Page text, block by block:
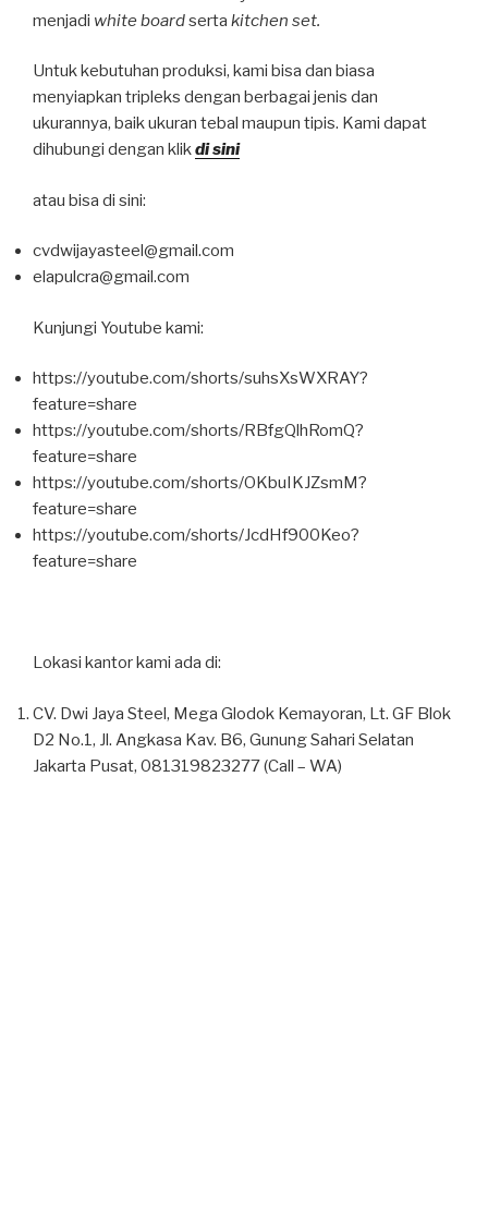
menjadi white boardserta kitchen set.
Untuk kebutuhan produksi, kami bisa dan biasa
menyiapkan tripleks dengan berbagai jenis dan
ukurannya, baik ukuran tebal maupun tipis. Kami dapat
dihubungi dengan klikdi sini
atau bisa di sini:
cvdwijayasteel@gmail.com
elapulcra@gmail.com
Kunjungi Youtube kami:
https://youtube.com/shorts/suhsXsWXRAY?
feature=share
https://youtube.com/shorts/RBfgQlhRomQ?
feature=share
https://youtube.com/shorts/OKbuIKJZsmM?
feature=share
https://youtube.com/shorts/JcdHf900Keo?
feature=share
Lokasi kantor kami ada di:
CV. Dwi Jaya Steel, Mega Glodok Kemayoran, Lt. GF Blok
D2 No.1, Jl. Angkasa Kav. B6, Gunung Sahari Selatan
Jakarta Pusat, 081319823277 (Call – WA)